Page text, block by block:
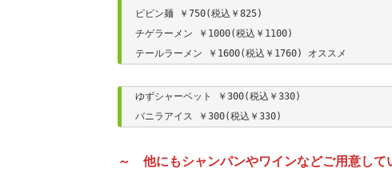
ピビン麺 ￥750(税込￥825)
チゲラーメン ￥1000(税込￥1100)
テールラーメン ￥1600(税込￥1760) オススメ
ゆずシャーベット ￥300(税込￥330)
バニラアイス ￥300(税込￥330)
～ 他にもシャンパンやワインなどご用意し